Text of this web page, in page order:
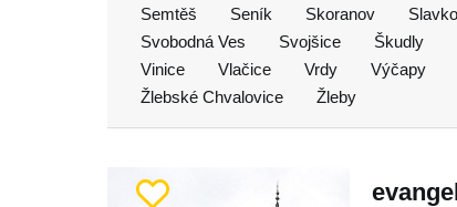
Semtěš
Seník Skoranov
Svobodná Ves
Svojšice Škudly
Vinice
Vlačice Vrdy Výčapy
Žlebské Chvalovice
Žleby